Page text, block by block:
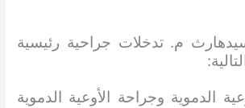
م. تدخلات جراحية رئيسية
الدموية وجراحة الأوعية الدموية